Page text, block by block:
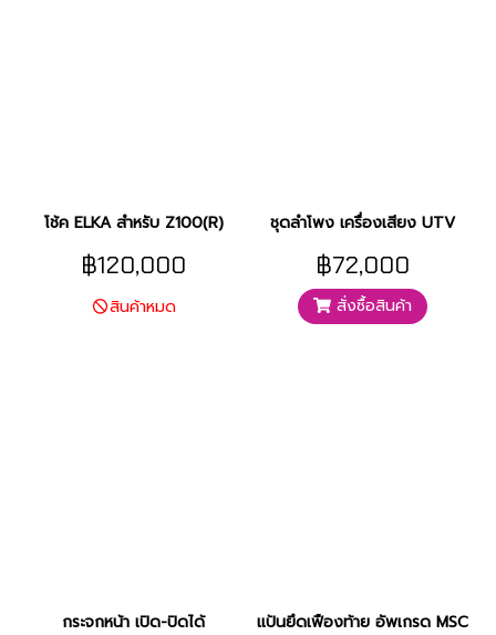
โช้ค ELKA สำหรับ Z100(R)
฿120,000
สินค้าหมด
ชุดลำโพง เครื่องเสียง UTV
฿72,000
สั่งซื้อสินค้า
กระจกหน้า เปิด-ปิดได้ แป้นยึดเฟืองท้าย อัพเกรด MSC